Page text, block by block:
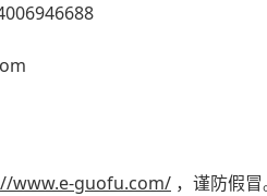
www.e-guofu.com/ ，谨防假冒